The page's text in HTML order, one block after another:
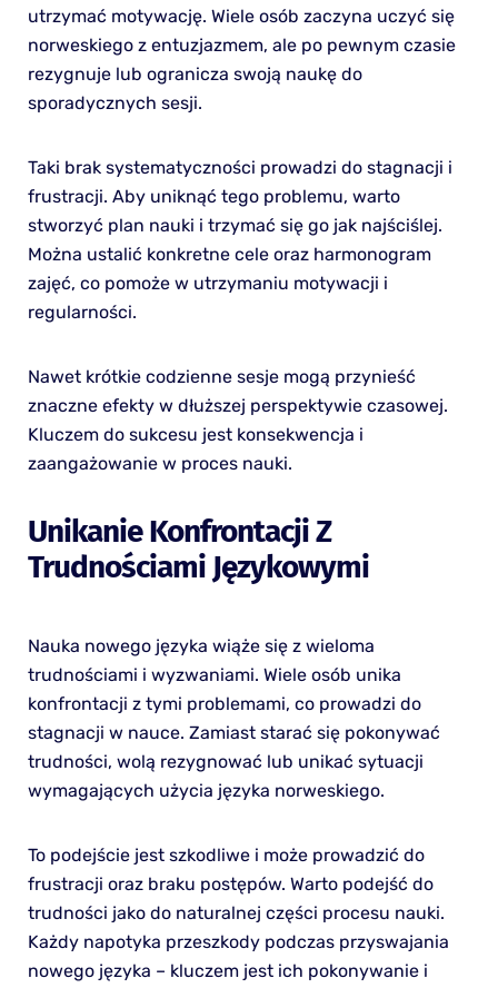
utrzymać motywację. Wiele osób zaczyna uczyć się
norweskiego z entuzjazmem, ale po pewnym czasie
rezygnuje lub ogranicza swoją naukę do
sporadycznych sesji.
Taki brak systematyczności prowadzi do stagnacji i
frustracji. Aby uniknąć tego problemu, warto
stworzyć plan nauki i trzymać się go jak najściślej.
Można ustalić konkretne cele oraz harmonogram
zajęć, co pomoże w utrzymaniu motywacji i
regularności.
Nawet krótkie codzienne sesje mogą przynieść
znaczne efekty w dłuższej perspektywie czasowej.
Kluczem do sukcesu jest konsekwencja i
zaangażowanie w proces nauki.
Unikanie Konfrontacji Z
Trudnościami Językowymi
Nauka nowego języka wiąże się z wieloma
trudnościami i wyzwaniami. Wiele osób unika
konfrontacji z tymi problemami, co prowadzi do
stagnacji w nauce. Zamiast starać się pokonywać
trudności, wolą rezygnować lub unikać sytuacji
wymagających użycia języka norweskiego.
To podejście jest szkodliwe i może prowadzić do
frustracji oraz braku postępów. Warto podejść do
trudności jako do naturalnej części procesu nauki.
Każdy napotyka przeszkody podczas przyswajania
nowego języka – kluczem jest ich pokonywanie i